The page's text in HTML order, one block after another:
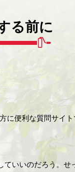
る前に
に便利な質問サイ
いいのだろう。せ